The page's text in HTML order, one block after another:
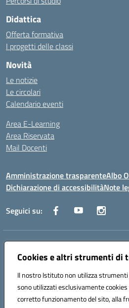
Cookies e altri strumenti di
Il nostro Istituto non utilizza
sono utilizzati esclusivamente
corretto funzionamento del sito, alla
Didattica
Offerta formativa
I progetti delle classi
Novità
Le notizie
Le circolari
Calendario eventi
Area E-Learning
Area Riservata
Mail Docenti
Amministrazione trasparenteAlbo
Dichiarazione di accessibilitàNote
Seguici su:
Indirizzo:
Centralino:0885 417864 Email:
Codice fiscale: 90043150714
Codice meccanografico:
FGPC180008
Codice Indice delle Pubbliche